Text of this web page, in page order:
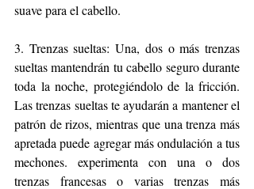
suave para el cabello.
3. Trenzas sueltas: Una, dos o más trenzas
sueltas mantendrán tu cabello seguro durante
toda la noche, protegiéndolo de la fricción.
Las trenzas sueltas te ayudarán a mantener el
patrón de rizos, mientras que una trenza más
apretada puede agregar más ondulación a tus
mechones. experimenta con una o dos
trenzas francesas o varias trenzas más